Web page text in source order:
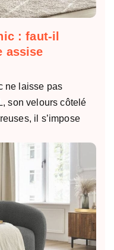
: faut-il
assise
ne laisse pas
son velours côtelé
il s’impose